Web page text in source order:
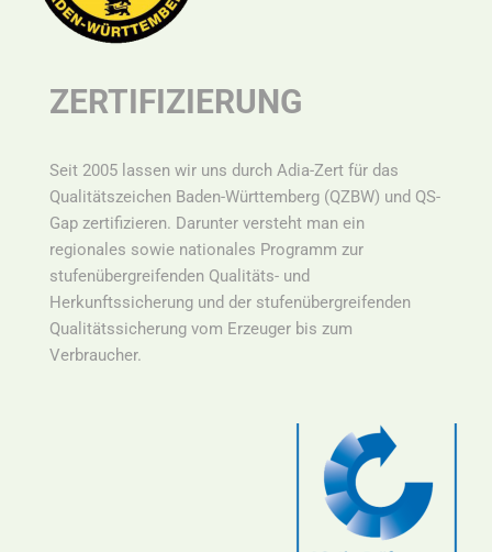
ZERTIFIZIERUNG
Seit 2005 lassen wir uns durch Adia-Zert für das
Qualitätszeichen Baden-Württemberg (QZBW) und QS-
Gap zertifizieren. Darunter versteht man ein
regionales sowie nationales Programm zur
stufenübergreifenden Qualitäts- und
Herkunftssicherung und der stufenübergreifenden
Qualitätssicherung vom Erzeuger bis zum
Verbraucher.